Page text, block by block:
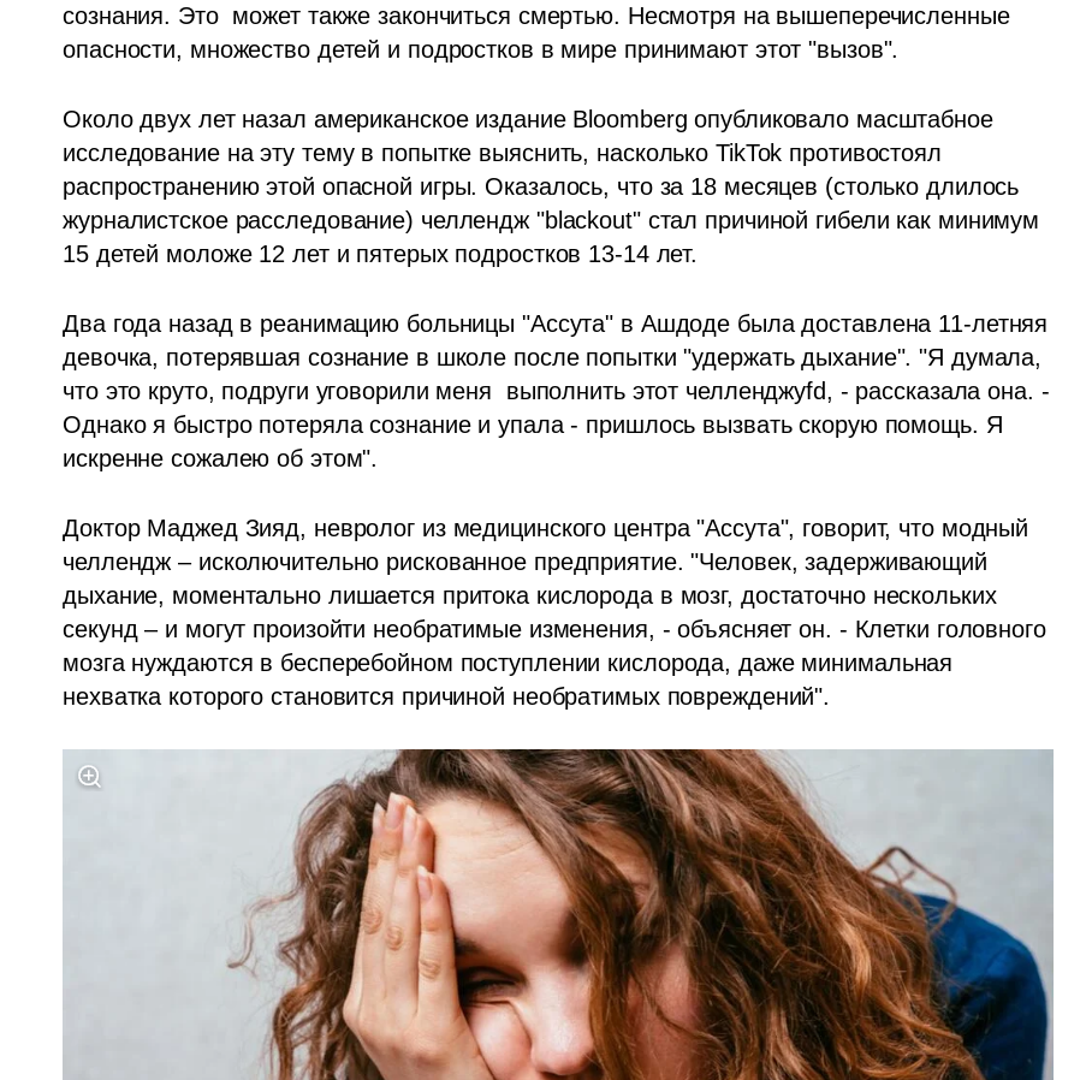
сознания. Это  может также закончиться смертью. Несмотря на вышеперечисленные
опасности, множество детей и подростков в мире принимают этот "вызов".
Около двух лет назал американское издание Bloomberg опубликовало масштабное
исследование на эту тему в попытке выяснить, насколько TikTok противостоял
распространению этой опасной игры. Оказалось, что за 18 месяцев (столько длилось
журналистское расследование) челлендж "blackout" стал причиной гибели как минимум
15 детей моложе 12 лет и пятерых подростков 13-14 лет.
Два года назад в реанимацию больницы "Ассута" в Ашдоде была доставлена 11-летняя
девочка, потерявшая сознание в школе после попытки "удержать дыхание". "Я думала,
что это круто, подруги уговорили меня  выполнить этот челленджyfd, - рассказала она. -
Однако я быстро потеряла сознание и упала - пришлось вызвать скорую помощь. Я
искренне сожалею об этом".
Доктор Маджед Зияд, невролог из медицинского центра "Ассута", говорит, что модный
челлендж – исколючительно рискованное предприятие. "Человек, задерживающий
дыхание, моментально лишается притока кислорода в мозг, достаточно нескольких
секунд – и могут произойти необратимые изменения, - объясняет он. - Клетки головного
мозга нуждаются в бесперебойном поступлении кислорода, даже минимальная
нехватка которого становится причиной необратимых повреждений".